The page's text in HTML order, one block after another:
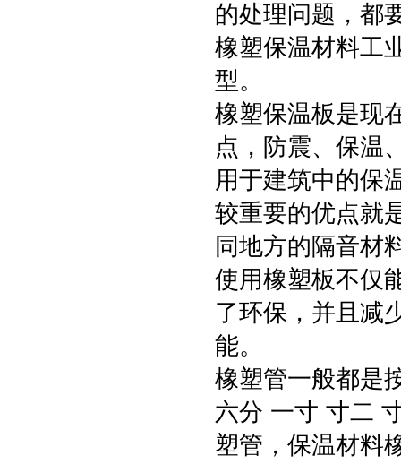
的处理问题，都
橡塑保温材料工
型。
橡塑保温板是现
点，防震、保温
用于建筑中的保
较重要的优点就
同地方的隔音材
使用橡塑板不仅
了环保，并且减
能。
橡塑管一般都是
六分 一寸 寸二
塑管，保温材料